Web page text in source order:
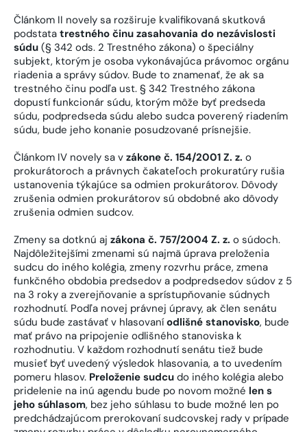
Článkom II novely sa rozširuje kvalifikovaná skutková
podstata trestného činu zasahovania do nezávislosti
súdu (§ 342 ods. 2 Trestného zákona) o špeciálny
subjekt, ktorým je osoba vykonávajúca právomoc orgánu
riadenia a správy súdov. Bude to znamenať, že ak sa
trestného činu podľa ust. § 342 Trestného zákona
dopustí funkcionár súdu, ktorým môže byť predseda
súdu, podpredseda súdu alebo sudca poverený riadením
súdu, bude jeho konanie posudzované prísnejšie.
Článkom IV novely sa v zákone č. 154/2001 Z. z. o
prokurátoroch a právnych čakateľoch prokuratúry rušia
ustanovenia týkajúce sa odmien prokurátorov. Dôvody
zrušenia odmien prokurátorov sú obdobné ako dôvody
zrušenia odmien sudcov.
Zmeny sa dotknú aj zákona č. 757/2004 Z. z. o súdoch.
Najdôležitejšími zmenami sú najmä úprava preloženia
sudcu do iného kolégia, zmeny rozvrhu práce, zmena
funkčného obdobia predsedov a podpredsedov súdov z 5
na 3 roky a zverejňovanie a sprístupňovanie súdnych
rozhodnutí. Podľa novej právnej úpravy, ak člen senátu
súdu bude zastávať v hlasovaníodlišné stanovisko, bude
mať právo na pripojenie odlišného stanoviska k
rozhodnutiu. V každom rozhodnutí senátu tiež bude
musieť byť uvedený výsledok hlasovania, a to uvedením
pomeru hlasov. Preloženie sudcu do iného kolégia alebo
pridelenie na inú agendu bude po novom možné len s
jeho súhlasom, bez jeho súhlasu to bude možné len po
predchádzajúcom prerokovaní sudcovskej rady v prípade